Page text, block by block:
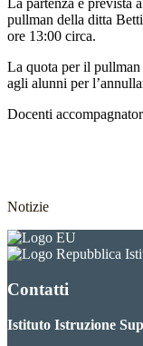
La partenza è prevista
pullman della ditta
ore 13:00 circa.
La quota per il pullman
agli alunni per
Docenti
Notizie
Contatti
Istituto Istruzione